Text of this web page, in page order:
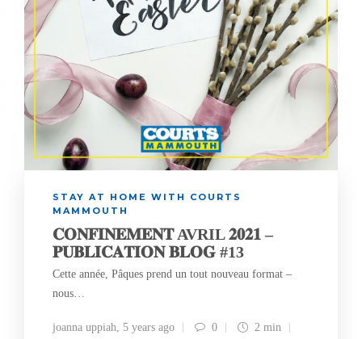
STAY AT HOME WITH COURTS
MAMMOUTH
𝐂𝐎𝐍𝐅𝐈𝐍𝐄𝐌𝐄𝐍𝐓 AVRIL 𝟐𝟎𝟐𝟏 –
𝐏𝐔𝐁𝐋𝐈𝐂𝐀𝐓𝐈𝐎𝐍 𝐁𝐋𝐎𝐆 #13
Cette année, Pâques prend un tout nouveau format –
nous…
joanna uppiah, 5 years ago 0 2 min